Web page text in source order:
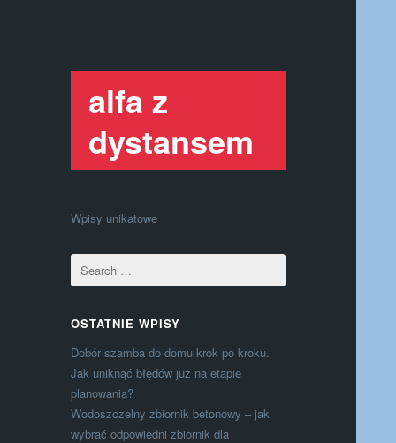
alfa z
dystansem
Wpisy unikatowe
OSTATNIE WPISY
Dobór szamba do domu krok po kroku.
Jak uniknąć błędów już na etapie
planowania?
Wodoszczelny zbiornik betonowy – jak
wybrać odpowiedni zbiornik dla